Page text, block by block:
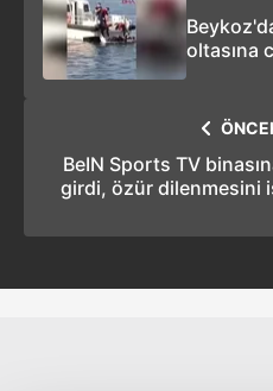
oltasına
BeIN Sports TV
girdi, özür dilenmesini